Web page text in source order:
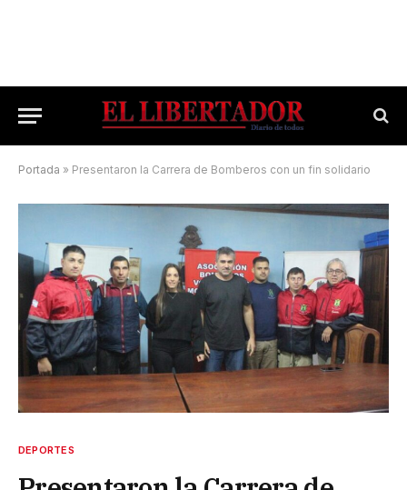
Portada » Presentaron la Carrera de Bomberos con un fin solidario
DEPORTES